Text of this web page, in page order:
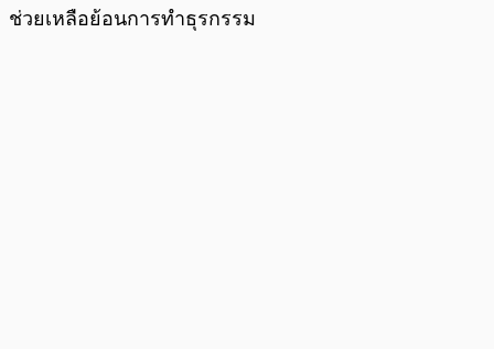
ช่วยเหลือย้อนการทำธุรกรรม